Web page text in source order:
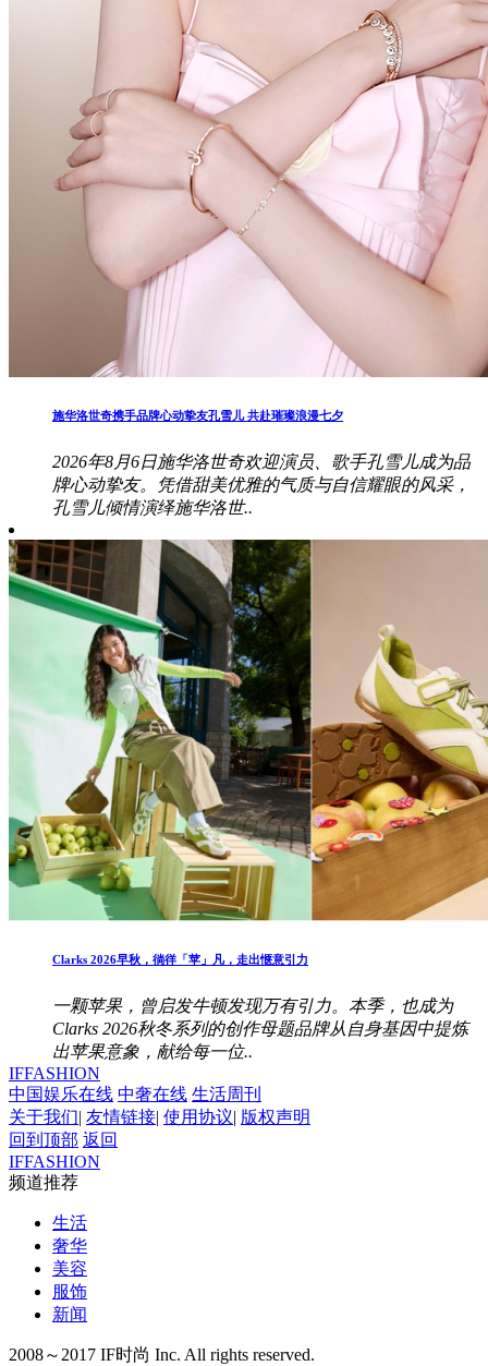
施华洛世奇携手品牌心动挚友孔雪儿 共赴璀璨浪漫七夕
2026年8月6日施华洛世奇欢迎演员、歌手孔雪儿成为品
牌心动挚友。凭借甜美优雅的气质与自信耀眼的风采，
孔雪儿倾情演绎施华洛世..
Clarks 2026早秋，徜徉「苹」凡，走出惬意引力
一颗苹果，曾启发牛顿发现万有引力。本季，也成为
Clarks 2026秋冬系列的创作母题品牌从自身基因中提炼
出苹果意象，献给每一位..
IFFASHION
中国娱乐在线 中奢在线 生活周刊
关于我们| 友情链接| 使用协议| 版权声明
回到顶部 返回
IFFASHION
频道推荐
生活
奢华
美容
服饰
新闻
2008～2017 IF时尚 Inc. All rights reserved.